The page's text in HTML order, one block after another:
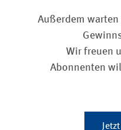
Außerdem
Wir freuen
Abonnenten